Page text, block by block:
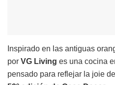
Inspirado en las antiguas
por VG Living es una cocina
pensado para reflejar la joie